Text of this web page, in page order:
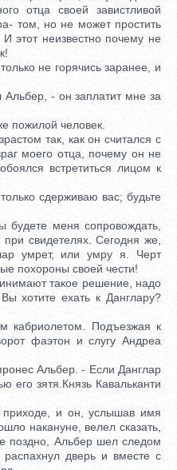
отца своей завистливой
том, но не может простить
этот неизвестно почему не
не горячись заранее, и
- он заплатит мне за
пожилой человек.
так, как он считался с
моего отца, почему он не
встретиться лицом к
сдерживаю вас; будьте
меня сопровождать,
свидетелях. Сегодня же,
умрет, или умру я. Черт
похороны своей чести!
такое решение, надо
хотите ехать к Данглару?
Подъезжая к
фаэтон и слугу Андреа
Альбер. - Если Данглар
его зятя.Князь Кавальканти
и он, услышав имя
накануне, велел сказать,
поздно, Альбер шел следом
дверь и вместе с